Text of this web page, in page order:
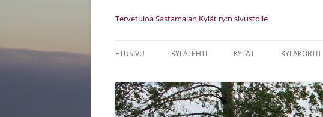
Tervetuloa Sastamalan Kylät ry:n sivustolle
ETUSIVU
SÄÄNNÖT
KYLÄLEHTI KYLÄT
KEHITTÄMISSUUNNITELMA
KYLÄKORTIT